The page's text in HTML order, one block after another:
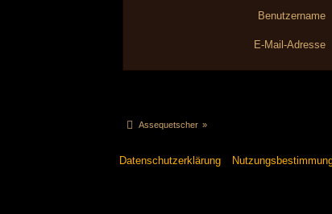
Benutzername
E-Mail-Adresse
Assequetscher »
Datenschutzerklärung